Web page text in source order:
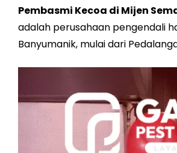
Pembasmi Kecoa di Mijen
adalah perusahaan pengendali
Banyumanik, mulai dari